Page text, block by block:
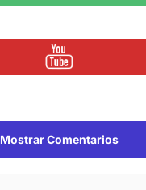
Mostrar Comentarios